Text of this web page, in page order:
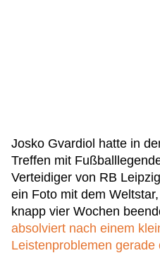
Josko Gvardiol hatte in
Treffen mit
Verteidiger von RB
ein Foto mit dem
knapp vier Wochen
absolviert nach einem
Leistenproblemen gerade